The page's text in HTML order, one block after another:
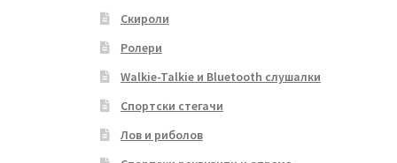
Скироли
Ролери
Walkie-Talkie и Bluetooth слушалки
Спортски стегачи
Лов и риболов